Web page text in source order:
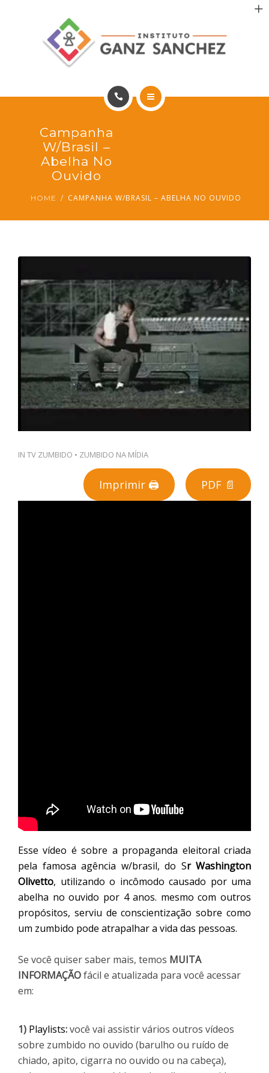
INCENTIVO AOS PACIENTES
PT
PORTFÓLIO
MAIS SAÚDE
INCENTIVO AOS PACIENTES
CONTATO
PT
Campanha
W/Brasil –
Abelha No
Ouvido
HOME CAMPANHA W/BRASIL – ABELHA NO OUVIDO
IN TV ZUMBIDO • ZUMBIDO NA MÍDIA
Imprimir 🖨 PDF 📄
Esse vídeo é sobre a propaganda eleitoral criada
pela famosa agência w/brasil, do Sr Washington
Olivetto, utilizando o incômodo causado por uma
abelha no ouvido por 4 anos. mesmo com outros
propósitos, serviu de conscientização sobre como
um zumbido pode atrapalhar a vida das pessoas.
Se você quiser saber mais, temos MUITA
INFORMAÇÃOfácil e atualizada para você acessar
em:
1) Playlists:você vai assistir vários outros vídeos
sobre zumbido no ouvido (barulho ou ruído de
chiado, apito, cigarra no ouvido ou na cabeça),